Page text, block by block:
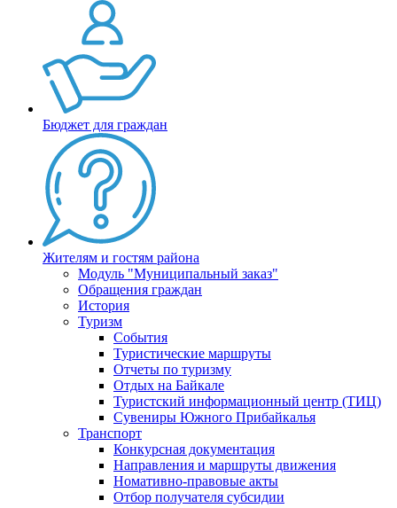
Бюджет для граждан
Жителям и гостям района
Модуль "Муниципальный заказ"
Обращения граждан
История
Туризм
События
Туристические маршруты
Отчеты по туризму
Отдых на Байкале
Туристский информационный центр (ТИЦ)
Сувениры Южного Прибайкалья
Транспорт
Конкурсная документация
Направления и маршруты движения
Номативно-правовые акты
Отбор получателя субсидии